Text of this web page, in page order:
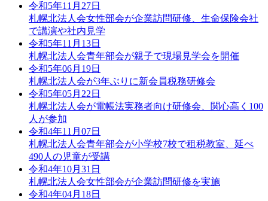
令和5年11月27日
札幌北法人会女性部会が企業訪問研修、生命保険会社
で講演や社内見学
令和5年11月13日
札幌北法人会青年部会が親子で現場見学会を開催
令和5年06月19日
札幌北法人会が3年ぶりに新会員税務研修会
令和5年05月22日
札幌北法人会が電帳法実務者向け研修会、関心高く100
人が参加
令和4年11月07日
札幌北法人会青年部会が小学校7校で租税教室、延べ
490人の児童が受講
令和4年10月31日
札幌北法人会女性部会が企業訪問研修を実施
令和4年04月18日